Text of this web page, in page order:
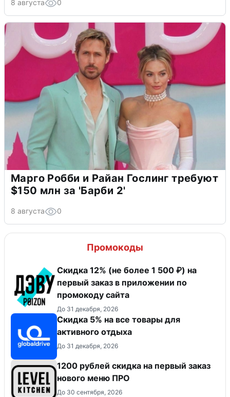
8 августа 0
Марго Робби и Райан Гослинг требуют
$150 млн за 'Барби 2'
8 августа 0
Промокоды
Скидка 12% (не более 1 500 ₽) на
первый заказ в приложении по
промокоду сайта
До 31 декабря, 2026
Скидка 5% на все товары для
активного отдыха
До 31 декабря, 2026
​1200 рублей скидка на первый заказ
нового меню ПРО
До 30 сентября, 2026